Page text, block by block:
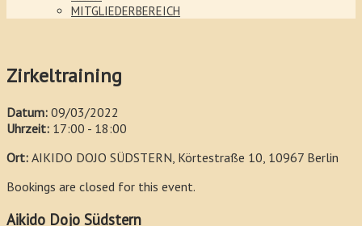
MITGLIEDERBEREICH
Zirkeltraining
Datum: 09/03/2022
Uhrzeit: 17:00 - 18:00
Ort: AIKIDO DOJO SÜDSTERN, Körtestraße 10, 10967 Berlin
Bookings are closed for this event.
Aikido Dojo Südstern